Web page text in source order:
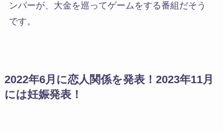
ンバーが、大金を巡ってゲームをする番組だそう
です。
2022年6月に恋人関係を発表！2023年11月
には妊娠発表！